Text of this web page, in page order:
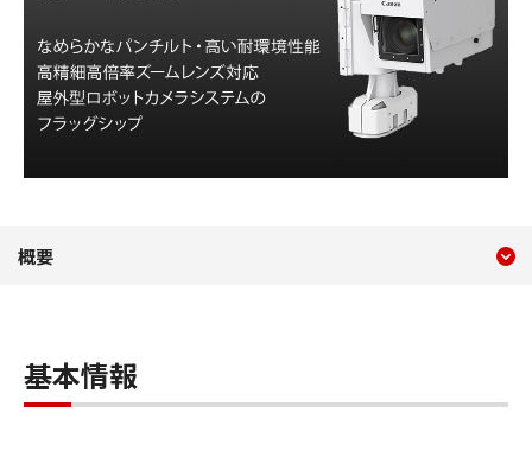
現在のコンテンツ
概要
基本情報